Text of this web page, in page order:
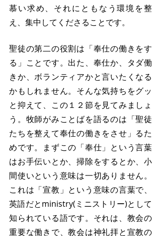
慕い求め、それにともなう環境を整
え、集中してくださることです。
聖徒の第二の役割は「奉仕の働きをす
る」ことです。出た、奉仕か、タダ働
きか、ボランティアかと言いたくなる
かもしれません。そんな気持ちをグッ
と抑えて、この１２節を見てみましょ
う。牧師がみことばを語るのは「聖徒
たちを整えて奉仕の働きをさせ」るた
めです。まずこの「奉仕」という言葉
はお手伝いとか、掃除をするとか、小
間使いという意味は一切ありません。
これは「宣教」という意味の言葉で、
英語だとministry(ミニストリー)として
知られている語です。それは、教会の
重要な働きで、教会は神礼拝と宣教の